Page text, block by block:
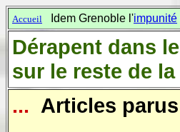
Accueil Idem Grenoble l'impunité
Dérapent dans
sur le reste de la
... Articles